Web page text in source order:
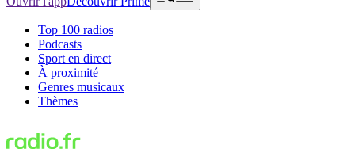
Top 100 radios
Podcasts
Sport en direct
À proximité
Genres musicaux
Thèmes